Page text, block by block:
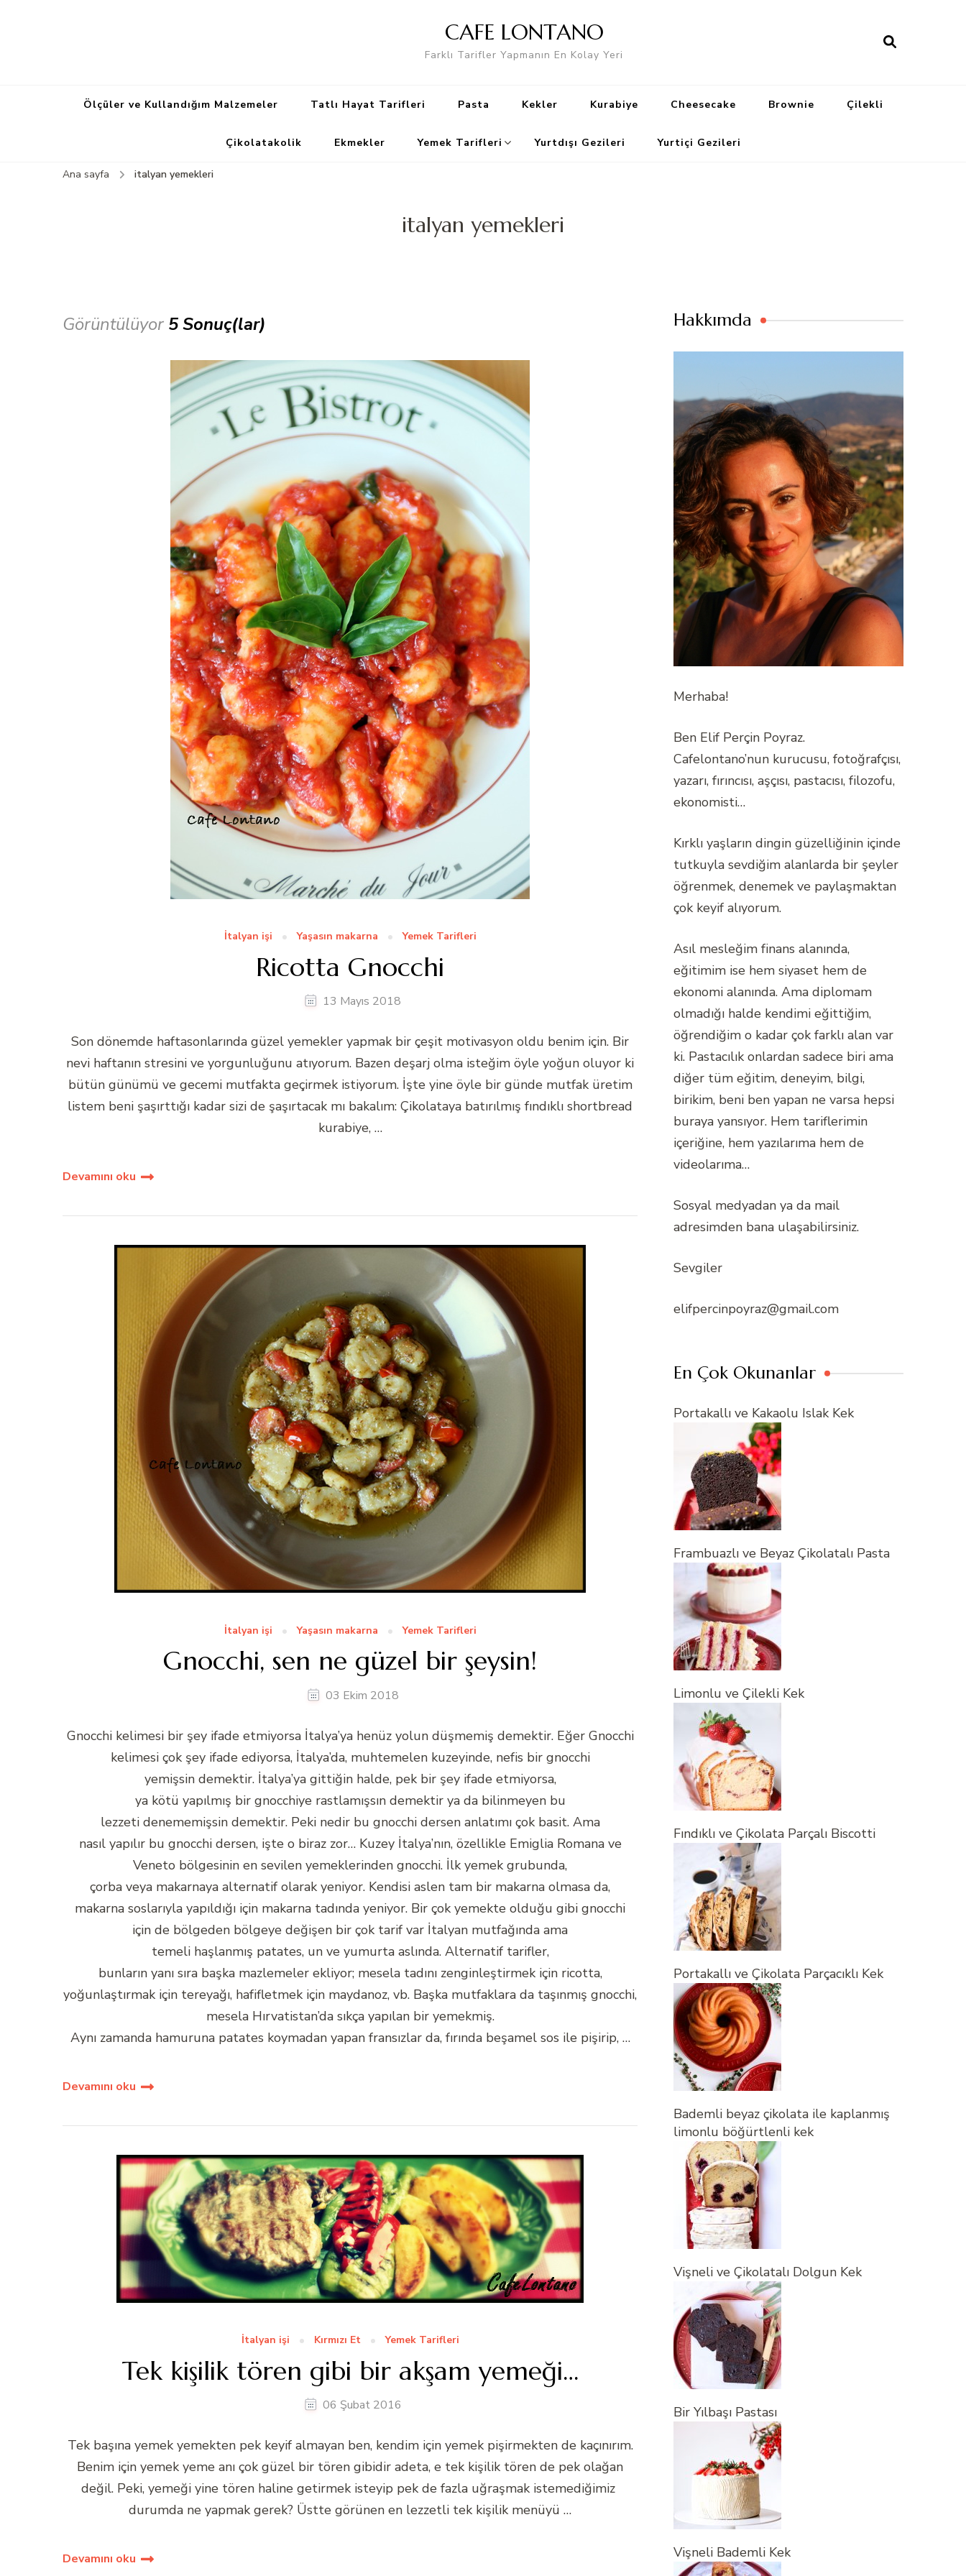
CAFE LONTANO
Farklı Tarifler Yapmanın En Kolay Yeri
Ölçüler ve Kullandığım Malzemeler Tatlı Hayat Tarifleri Pasta Kekler Kurabiye Cheesecake Brownie Çilekli
Çikolatakolik Ekmekler Yemek Tarifleri Yurtdışı Gezileri Yurtiçi Gezileri
Ana sayfa italyan yemekleri
italyan yemekleri
Görüntülüyor 5 Sonuç(lar)
İtalyan işi Yaşasın makarna Yemek Tarifleri
Ricotta Gnocchi
13 Mayıs 2018
Son dönemde haftasonlarında güzel yemekler yapmak bir çeşit motivasyon oldu benim için. Bir
nevi haftanın stresini ve yorgunluğunu atıyorum. Bazen deşarj olma isteğim öyle yoğun oluyor ki
bütün günümü ve gecemi mutfakta geçirmek istiyorum. İşte yine öyle bir günde mutfak üretim
listem beni şaşırttığı kadar sizi de şaşırtacak mı bakalım: Çikolataya batırılmış fındıklı shortbread
kurabiye, …
Devamını oku
İtalyan işi Yaşasın makarna Yemek Tarifleri
Gnocchi, sen ne güzel bir şeysin!
03 Ekim 2018
Gnocchi kelimesi bir şey ifade etmiyorsa İtalya’ya henüz yolun düşmemiş demektir. Eğer Gnocchi
kelimesi çok şey ifade ediyorsa, İtalya’da, muhtemelen kuzeyinde, nefis bir gnocchi
yemişsin demektir. İtalya’ya gittiğin halde, pek bir şey ifade etmiyorsa,
ya kötü yapılmış bir gnocchiye rastlamışsın demektir ya da bilinmeyen bu
lezzeti denememişsin demektir. Peki nedir bu gnocchi dersen anlatımı çok basit. Ama
nasıl yapılır bu gnocchi dersen, işte o biraz zor… Kuzey İtalya’nın, özellikle Emiglia Romana ve
Veneto bölgesinin en sevilen yemeklerinden gnocchi. İlk yemek grubunda,
çorba veya makarnaya alternatif olarak yeniyor. Kendisi aslen tam bir makarna olmasa da,
makarna soslarıyla yapıldığı için makarna tadında yeniyor. Bir çok yemekte olduğu gibi gnocchi
için de bölgeden bölgeye değişen bir çok tarif var İtalyan mutfağında ama
temeli haşlanmış patates, un ve yumurta aslında. Alternatif tarifler,
bunların yanı sıra başka mazlemeler ekliyor; mesela tadını zenginleştirmek için ricotta,
yoğunlaştırmak için tereyağı, hafifletmek için maydanoz, vb. Başka mutfaklara da taşınmış gnocchi,
mesela Hırvatistan’da sıkça yapılan bir yemekmiş.
Aynı zamanda hamuruna patates koymadan yapan fransızlar da, fırında beşamel sos ile pişirip, …
Devamını oku
İtalyan işi Kırmızı Et Yemek Tarifleri
Tek kişilik tören gibi bir akşam yemeği…
06 Şubat 2016
Tek başına yemek yemekten pek keyif almayan ben, kendim için yemek pişirmekten de kaçınırım.
Benim için yemek yeme anı çok güzel bir tören gibidir adeta, e tek kişilik tören de pek olağan
değil. Peki, yemeği yine tören haline getirmek isteyip pek de fazla uğraşmak istemediğimiz
durumda ne yapmak gerek? Üstte görünen en lezzetli tek kişilik menüyü …
Devamını oku
Hakkımda
Merhaba!
Ben Elif Perçin Poyraz.
Cafelontano’nun kurucusu, fotoğrafçısı,
yazarı, fırıncısı, aşçısı, pastacısı, filozofu,
ekonomisti…
Kırklı yaşların dingin güzelliğinin içinde
tutkuyla sevdiğim alanlarda bir şeyler
öğrenmek, denemek ve paylaşmaktan
çok keyif alıyorum.
Asıl mesleğim finans alanında,
eğitimim ise hem siyaset hem de
ekonomi alanında. Ama diplomam
olmadığı halde kendimi eğittiğim,
öğrendiğim o kadar çok farklı alan var
ki. Pastacılık onlardan sadece biri ama
diğer tüm eğitim, deneyim, bilgi,
birikim, beni ben yapan ne varsa hepsi
buraya yansıyor. Hem tariflerimin
içeriğine, hem yazılarıma hem de
videolarıma…
Sosyal medyadan ya da mail
adresimden bana ulaşabilirsiniz.
Sevgiler
elifpercinpoyraz@gmail.com
En Çok Okunanlar
Portakallı ve Kakaolu Islak Kek
Frambuazlı ve Beyaz Çikolatalı Pasta
Limonlu ve Çilekli Kek
Fındıklı ve Çikolata Parçalı Biscotti
Portakallı ve Çikolata Parçacıklı Kek
Bademli beyaz çikolata ile kaplanmış
limonlu böğürtlenli kek
Vişneli ve Çikolatalı Dolgun Kek
Bir Yılbaşı Pastası
Vişneli Bademli Kek